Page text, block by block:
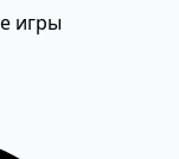
игры